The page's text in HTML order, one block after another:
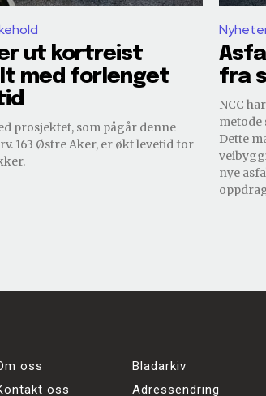
ut kortreist
med forlenget
prosjektet, som pågår denne
163 Østre Aker, er økt levetid for
fra
NCC
metode
Dette
nye
oss
oss
Bladarkiv
Adressendring